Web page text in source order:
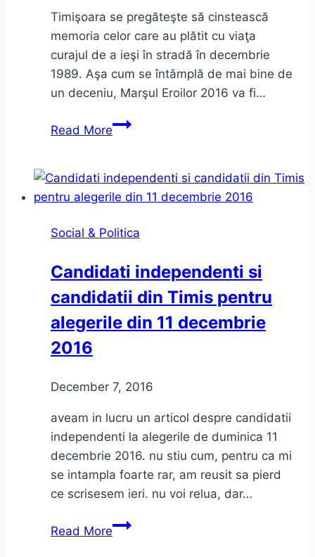
Timişoara se pregăteşte să cinstească
memoria celor care au plătit cu viaţa
curajul de a ieşi în stradă în decembrie
1989. Aşa cum se întâmplă de mai bine de
un deceniu, Marşul Eroilor 2016 va fi…
Read MoreMarşul
Social & Politica
Candidati independenti si
candidatii din Timis pentru
alegerile din 11 decembrie
2016
December 7, 2016
aveam in lucru un articol despre candidatii
independenti la alegerile de duminica 11
decembrie 2016. nu stiu cum, pentru ca mi
se intampla foarte rar, am reusit sa pierd
ce scrisesem ieri. nu voi relua, dar…
Read MoreCandidati